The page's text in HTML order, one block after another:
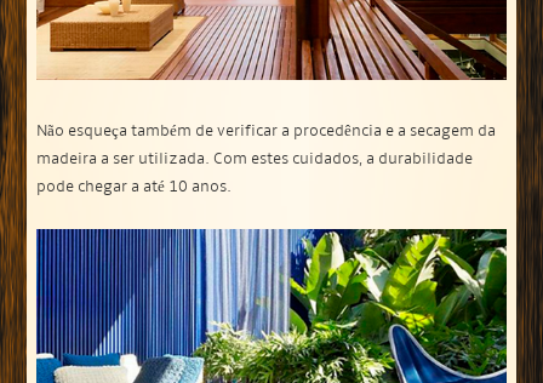
Não esqueça também de verificar a procedência e a secagem da
madeira a ser utilizada. Com estes cuidados, a durabilidade
pode chegar a até 10 anos.